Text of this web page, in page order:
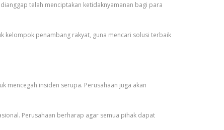
telah menciptakan ketidaknyamanan bagi para
kelompok penambang rakyat, guna mencari solusi terbaik
mencegah insiden serupa. Perusahaan juga akan
Perusahaan berharap agar semua pihak dapat